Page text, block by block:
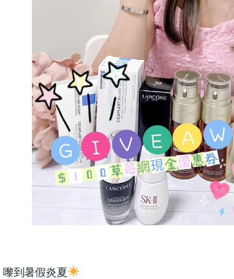
嚟到暑假炎夏